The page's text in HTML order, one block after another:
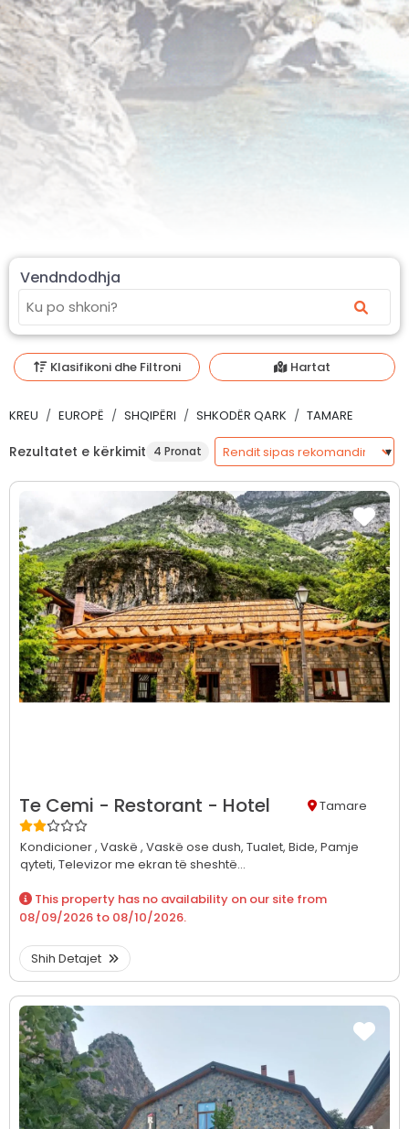
Vendndodhja
Klasifikoni dhe Filtroni Hartat
KREU EUROPË SHQIPËRI SHKODËR QARK TAMARE
Rezultatet e kërkimit 4 Pronat
Te Cemi - Restorant - Hotel Tamare
Kondicioner , Vaskë , Vaskë ose dush, Tualet, Bide, Pamje
qyteti, Televizor me ekran të sheshtë...
This property has no availability on our site from
08/09/2026 to 08/10/2026.
Shih Detajet